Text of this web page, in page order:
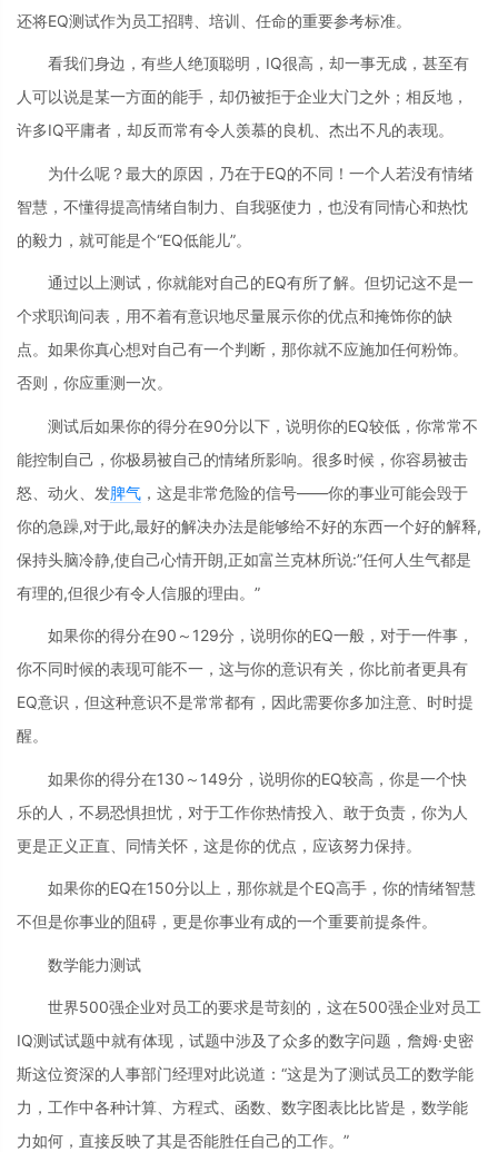
还将EQ测试作为员工招聘、培训、任命的重要参考标准。
看我们身边，有些人绝顶聪明，IQ很高，却一事无成，甚至有
人可以说是某一方面的能手，却仍被拒于企业大门之外；相反地，
许多IQ平庸者，却反而常有令人羡慕的良机、杰出不凡的表现。
为什么呢？最大的原因，乃在于EQ的不同！一个人若没有情绪
智慧，不懂得提高情绪自制力、自我驱使力，也没有同情心和热忱
的毅力，就可能是个“EQ低能儿”。
通过以上测试，你就能对自己的EQ有所了解。但切记这不是一
个求职询问表，用不着有意识地尽量展示你的优点和掩饰你的缺
点。如果你真心想对自己有一个判断，那你就不应施加任何粉饰。
否则，你应重测一次。
测试后如果你的得分在90分以下，说明你的EQ较低，你常常不
能控制自己，你极易被自己的情绪所影响。很多时候，你容易被击
怒、动火、发脾气 ，这是非常危险的信号——你的事业可能会毁于
你的急躁,对于此,最好的解决办法是能够给不好的东西一个好的解释,
保持头脑冷静,使自己心情开朗,正如富兰克林所说:”任何人生气都是
有理的,但很少有令人信服的理由。”
如果你的得分在90～129分，说明你的EQ一般，对于一件事，
你不同时候的表现可能不一，这与你的意识有关，你比前者更具有
EQ意识，但这种意识不是常常都有，因此需要你多加注意、时时提
醒。
如果你的得分在130～149分，说明你的EQ较高，你是一个快
乐的人，不易恐惧担忧，对于工作你热情投入、敢于负责，你为人
更是正义正直、同情关怀，这是你的优点，应该努力保持。
如果你的EQ在150分以上，那你就是个EQ高手，你的情绪智慧
不但是你事业的阻碍，更是你事业有成的一个重要前提条件。
数学能力测试
世界500强企业对员工的要求是苛刻的，这在500强企业对员工
IQ测试试题中就有体现，试题中涉及了众多的数字问题，詹姆·史密
斯这位资深的人事部门经理对此说道：“这是为了测试员工的数学能
力，工作中各种计算、方程式、函数、数字图表比比皆是，数学能
力如何，直接反映了其是否能胜任自己的工作。”